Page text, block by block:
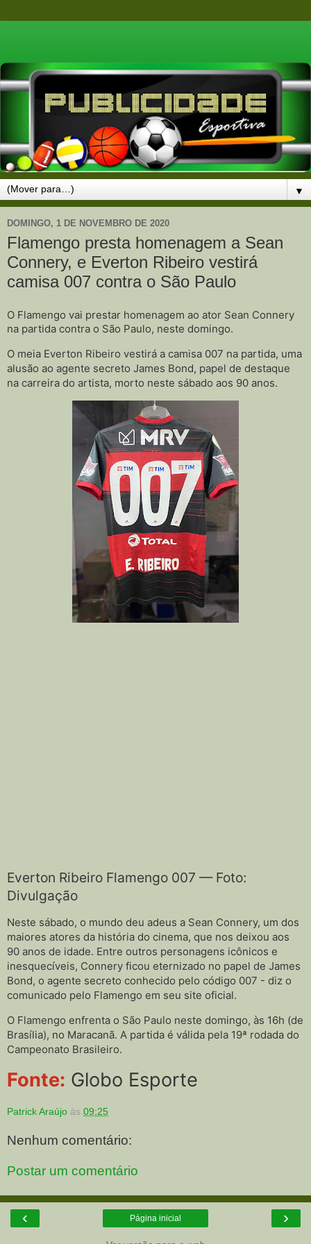
▼
DOMINGO, 1 DE NOVEMBRO DE 2020
Flamengo presta homenagem a Sean
Connery, e Everton Ribeiro vestirá
camisa 007 contra o São Paulo
O Flamengo vai prestar homenagem ao ator Sean Connery
na partida contra o São Paulo, neste domingo.
O meia Everton Ribeiro vestirá a camisa 007 na partida, uma
alusão ao agente secreto James Bond, papel de destaque
na carreira do artista, morto neste sábado aos 90 anos.
Everton Ribeiro Flamengo 007 — Foto:
Divulgação
Neste sábado, o mundo deu adeus a Sean Connery, um dos
maiores atores da história do cinema, que nos deixou aos
90 anos de idade. Entre outros personagens icônicos e
inesquecíveis, Connery ficou eternizado no papel de James
Bond, o agente secreto conhecido pelo código 007 - diz o
comunicado pelo Flamengo em seu site oficial.
O Flamengo enfrenta o São Paulo neste domingo, às 16h (de
Brasília), no Maracanã. A partida é válida pela 19ª rodada do
Campeonato Brasileiro.
Fonte: Globo Esporte
Patrick Araújo às 09:25
Nenhum comentário:
Postar um comentário
‹ ›
Página inicial